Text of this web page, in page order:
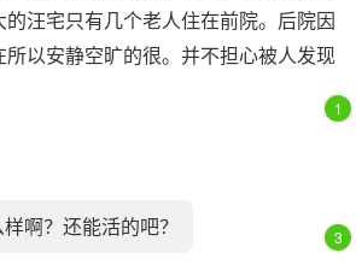
汪宅只有几个老人住在前院。后院因
以安静空旷的很。并不担心被人发现
1
啊？还能活的吧？ 3